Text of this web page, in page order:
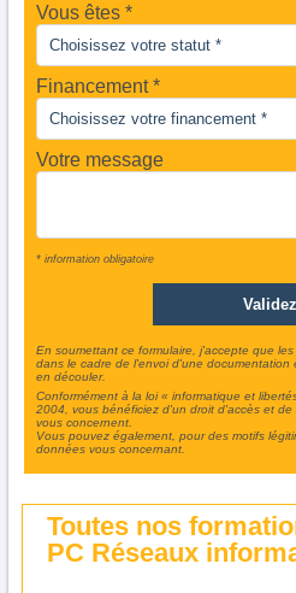
Vous êtes
Financement *
Votre message
* information obligatoire
En soumettant ce formulaire, j'accepte que
dans le cadre de l'envoi d'une documentation
en découler.
Conformément à la loi « informatique et
2004, vous bénéficiez d'un droit d'accès et
vous concernent.
Vous pouvez également, pour des motifs
données vous concernant.
Toutes nos
PC Réseaux